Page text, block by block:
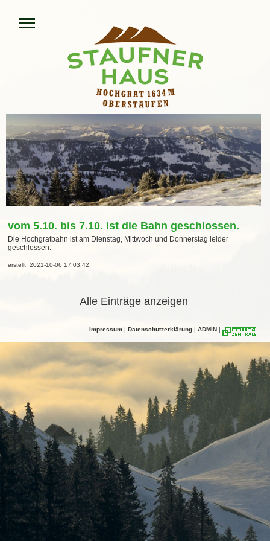
vom 5.10. bis 7.10. ist die Bahn geschlossen.
Die Hochgratbahn ist am Dienstag, Mittwoch und Donnerstag leider
geschlossen.
erstellt: 2021-10-06 17:03:42
Alle Einträge anzeigen
Impressum | Datenschutzerklärung | ADMIN |